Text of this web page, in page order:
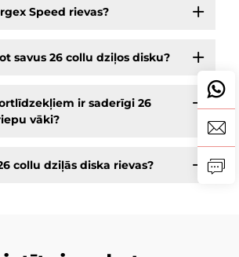
Speed rievas?
savus 26 collu dziļos disku?
ir saderīgi 26
vāki?
collu dziļās diska rievas?